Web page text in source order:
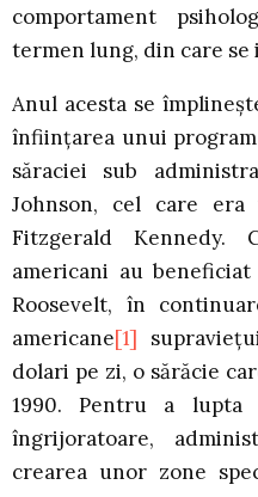
comportament
termen lung, din care se
Anul acesta se
înfiinţarea unui
săraciei sub
Johnson, cel care era
Fitzgerald Kennedy.
americani au
Roosevelt, în
americane[1]
dolari pe zi, o sărăcie
1990. Pentru a lupta
îngrijoratoare,
crearea unor zone